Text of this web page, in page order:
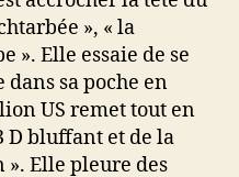
», « la
». Elle essaie de se
sa poche en
US remet tout en
D bluffant et de la
Elle pleure des